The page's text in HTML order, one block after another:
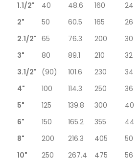
1.1/2"
40 48.6 160 24
2"
50 60.5 165 26
2.1/2" 65 76.3 200 30
3"
80 89.1 210 32
3.1/2" (90) 101.6 230 34
4"
100 114.3 250 36
5"
125 139.8 300 40
6"
150 165.2 355 44
8"
200 216.3 405 50
10"
250 267.4 475 56